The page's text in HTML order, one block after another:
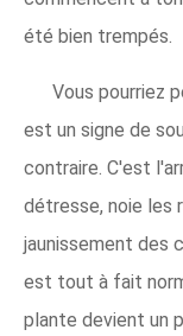
été bien trempés.
Vous pourriez
est un signe de
contraire. C'est
détresse, noie les
jaunissement des
est tout à fait
plante devient un